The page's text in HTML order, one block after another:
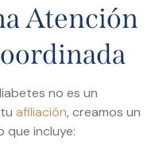
Atención
no es un
afiliación, creamos un
que incluye: